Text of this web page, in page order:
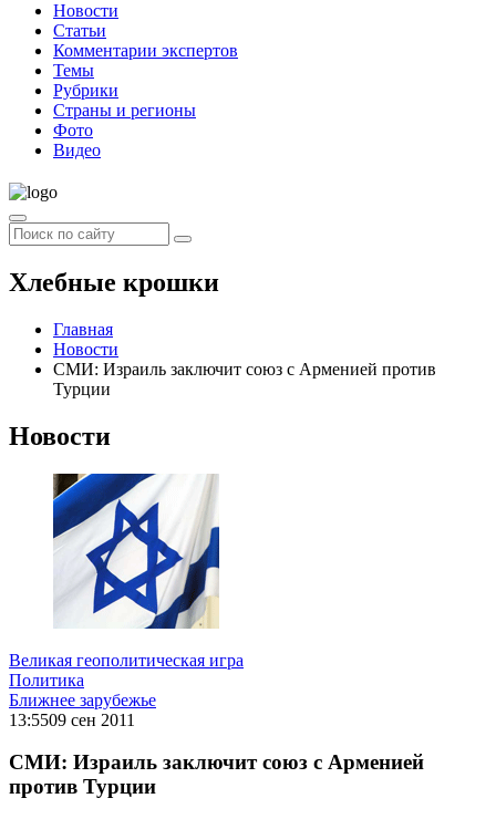
Новости
Статьи
Комментарии экспертов
Темы
Рубрики
Страны и регионы
Фото
Видео
Хлебные крошки
Главная
Новости
СМИ: Израиль заключит союз с Арменией против
Турции
Новости
Великая геополитическая игра
Политика
Ближнее зарубежье
13:5509 сен 2011
СМИ: Израиль заключит союз с Арменией
против Турции